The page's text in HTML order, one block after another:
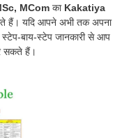
MCom का Kakatiya
हैं। यदि आपने अभी तक अपना
स्टेप-बाय-स्टेप जानकारी से आप
हैं।